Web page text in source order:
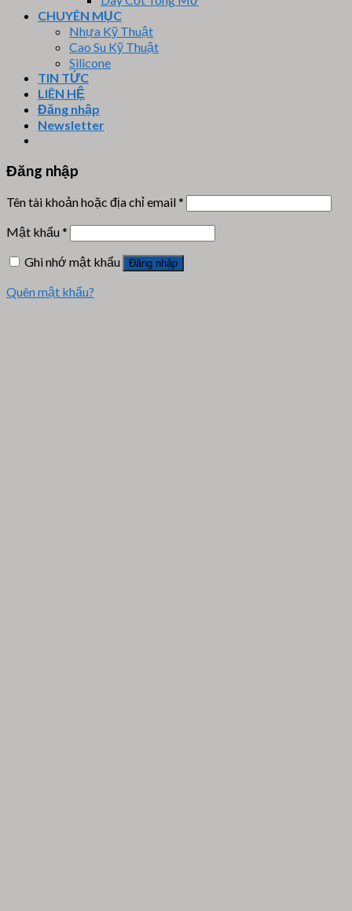
CHUYÊN MỤC
Nhựa Kỹ Thuật
Cao Su Kỹ Thuật
Silicone
TIN TỨC
LIÊN HỆ
Đăng nhập
Newsletter
Đăng nhập
Tên tài khoản hoặc địa chỉ email*
Mật khẩu*
Ghi nhớ mật khẩu
Đăng nhập
Quên mật khẩu?